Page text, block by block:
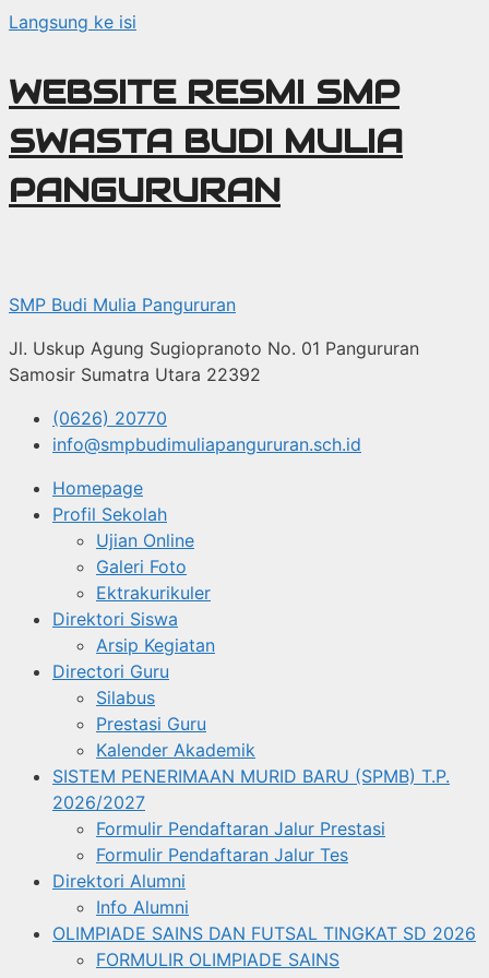
Langsung ke isi
WEBSITE RESMI SMP
SWASTA BUDI MULIA
PANGURURAN
SMP Budi Mulia Pangururan
Jl. Uskup Agung Sugiopranoto No. 01 Pangururan
Samosir Sumatra Utara 22392
(0626) 20770
info@smpbudimuliapangururan.sch.id
Homepage
Profil Sekolah
Ujian Online
Galeri Foto
Ektrakurikuler
Direktori Siswa
Arsip Kegiatan
Directori Guru
Silabus
Prestasi Guru
Kalender Akademik
SISTEM PENERIMAAN MURID BARU (SPMB) T.P.
2026/2027
Formulir Pendaftaran Jalur Prestasi
Formulir Pendaftaran Jalur Tes
Direktori Alumni
Info Alumni
OLIMPIADE SAINS DAN FUTSAL TINGKAT SD 2026
FORMULIR OLIMPIADE SAINS